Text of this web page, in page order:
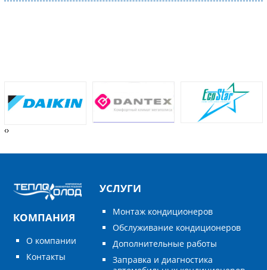
‹›
КОМПАНИЯ
О компании
Контакты
УСЛУГИ
Монтаж кондиционеров
Обслуживание кондиционеров
Дополнительные работы
Заправка и диагностика